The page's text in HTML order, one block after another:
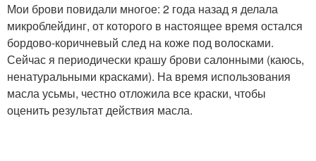
Мои брови повидали многое: 2 года назад я делала
микроблейдинг, от которого в настоящее время остался
бордово-коричневый след на коже под волосками.
Сейчас я периодически крашу брови салонными (каюсь,
ненатуральными красками). На время использования
масла усьмы, честно отложила все краски, чтобы
оценить результат действия масла.